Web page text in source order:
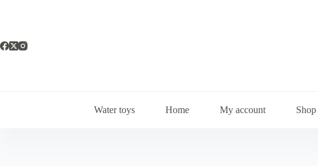
Water toys Home My account Shop